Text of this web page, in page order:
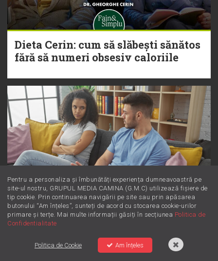
Dieta Cerin: cum să slăbești sănătos
fără să numeri obsesiv caloriile
Dincolo de supărare: Este furie sau
iritare? Învață să le diferențiezi
Pentru a personaliza și îmbunătăți experiența dumneavoastră pe
site-ul nostru, GRUPUL MEDIA CAMINA (G.M.C) utilizează fișiere de
tip cookie. Prin continuarea navigării pe site sau prin apăsarea
butonului “Am înțeles”, sunteți de acord cu stocarea cookie-urilor
primare și terțe. Mai multe informații găsiți în secțiunea Politica de
Confidentialitate
Politica de Cookie Am înțeles